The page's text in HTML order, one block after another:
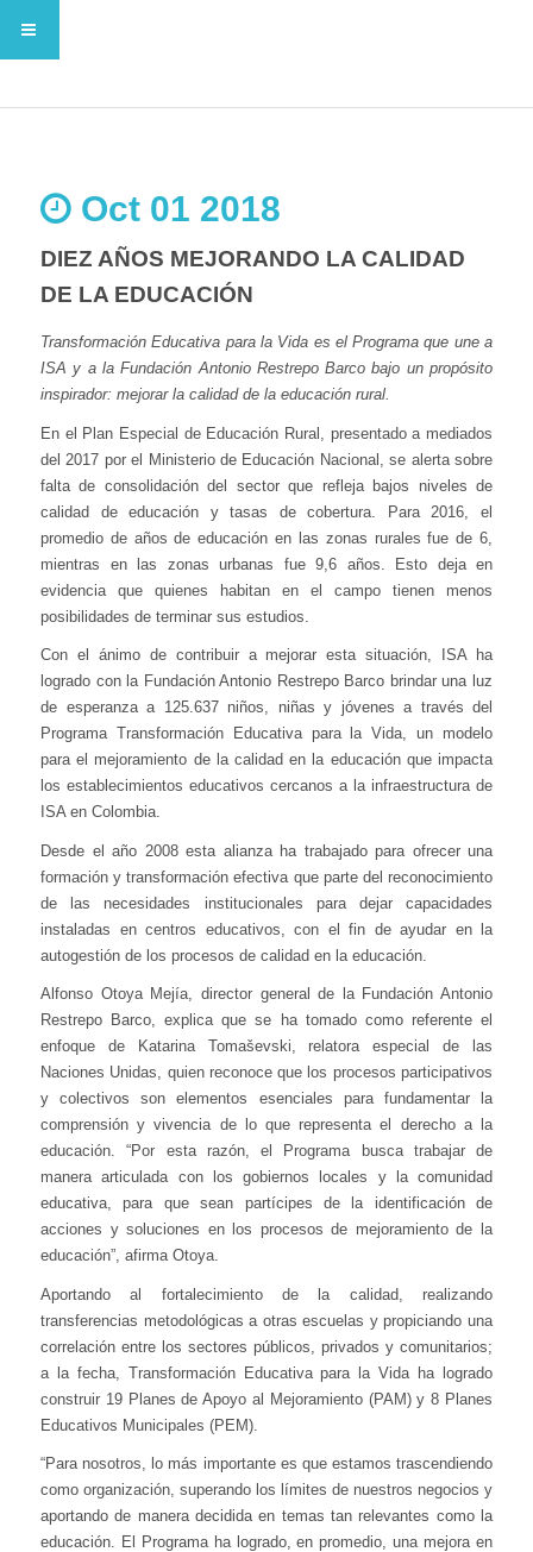
Oct 01 2018
DIEZ AÑOS MEJORANDO LA CALIDAD
DE LA EDUCACIÓN
Transformación Educativa para la Vida es el Programa que une a
ISA y a la Fundación Antonio Restrepo Barco bajo un propósito
inspirador: mejorar la calidad de la educación rural.
En el Plan Especial de Educación Rural, presentado a mediados
del 2017 por el Ministerio de Educación Nacional, se alerta sobre
falta de consolidación del sector que refleja bajos niveles de
calidad de educación y tasas de cobertura. Para 2016, el
promedio de años de educación en las zonas rurales fue de 6,
mientras en las zonas urbanas fue 9,6 años. Esto deja en
evidencia que quienes habitan en el campo tienen menos
posibilidades de terminar sus estudios.
Con el ánimo de contribuir a mejorar esta situación, ISA ha
logrado con la Fundación Antonio Restrepo Barco brindar una luz
de esperanza a 125.637 niños, niñas y jóvenes a través del
Programa Transformación Educativa para la Vida, un modelo
para el mejoramiento de la calidad en la educación que impacta
los establecimientos educativos cercanos a la infraestructura de
ISA en Colombia.
Desde el año 2008 esta alianza ha trabajado para ofrecer una
formación y transformación efectiva que parte del reconocimiento
de las necesidades institucionales para dejar capacidades
instaladas en centros educativos, con el fin de ayudar en la
autogestión de los procesos de calidad en la educación.
Alfonso Otoya Mejía, director general de la Fundación Antonio
Restrepo Barco, explica que se ha tomado como referente el
enfoque de Katarina Tomaševski, relatora especial de las
Naciones Unidas, quien reconoce que los procesos participativos
y colectivos son elementos esenciales para fundamentar la
comprensión y vivencia de lo que representa el derecho a la
educación. “Por esta razón, el Programa busca trabajar de
manera articulada con los gobiernos locales y la comunidad
educativa, para que sean partícipes de la identificación de
acciones y soluciones en los procesos de mejoramiento de la
educación”, afirma Otoya.
Aportando al fortalecimiento de la calidad, realizando
transferencias metodológicas a otras escuelas y propiciando una
correlación entre los sectores públicos, privados y comunitarios;
a la fecha, Transformación Educativa para la Vida ha logrado
construir 19 Planes de Apoyo al Mejoramiento (PAM) y 8 Planes
Educativos Municipales (PEM).
“Para nosotros, lo más importante es que estamos trascendiendo
como organización, superando los límites de nuestros negocios y
aportando de manera decidida en temas tan relevantes como la
educación. El Programa ha logrado, en promedio, una mejora en